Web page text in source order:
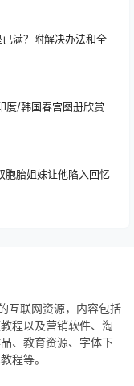
满？附解决办法和全
度/韩国春宫图册欣赏
胞胎姐妹让他陷入回忆
互联网资源，内容包括
程以及营销软件、淘
、教育资源、字体下
程等。